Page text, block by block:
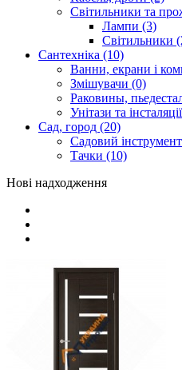
Світильники та
Лампи (3)
Світильники
Сантехніка (10)
Ванни, екрани і
Змішувачи (0)
Раковины,
Унітази та
Сад, город (20)
Садовий
Тачки (10)
Нові надходження